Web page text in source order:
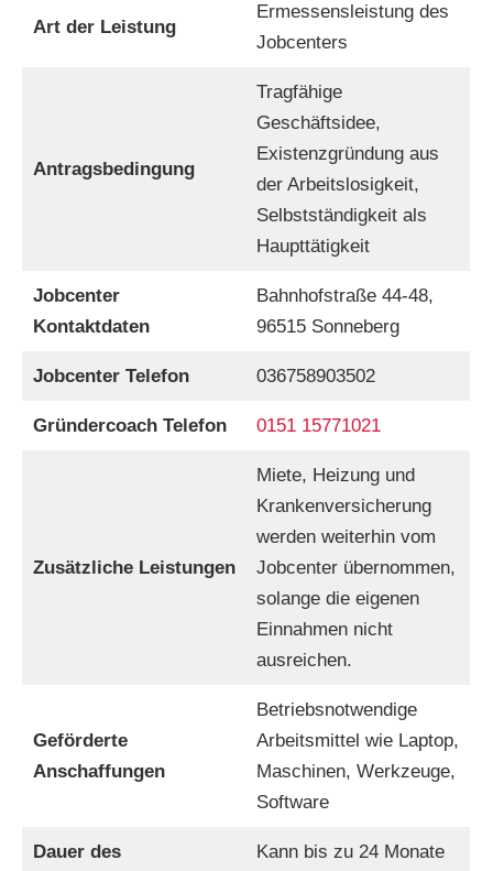
Art der Leistung
Ermessensleistung des
Jobcenters
Antragsbedingung
Tragfähige
Geschäftsidee,
Existenzgründung aus
der Arbeitslosigkeit,
Selbstständigkeit als
Haupttätigkeit
Jobcenter
Kontaktdaten
Bahnhofstraße 44-48,
96515 Sonneberg
Jobcenter Telefon 036758903502
Gründercoach Telefon 0151 15771021
Zusätzliche Leistungen
Miete, Heizung und
Krankenversicherung
werden weiterhin vom
Jobcenter übernommen,
solange die eigenen
Einnahmen nicht
ausreichen.
Geförderte
Anschaffungen
Betriebsnotwendige
Arbeitsmittel wie Laptop,
Maschinen, Werkzeuge,
Software
Dauer des
Kann bis zu 24 Monate